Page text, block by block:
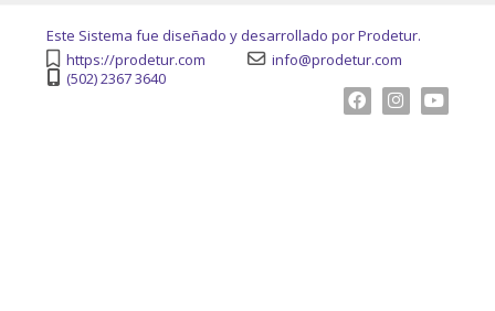
Este Sistema fue diseñado y desarrollado por Prodetur.
https://prodetur.com
info@prodetur.com
(502) 2367 3640